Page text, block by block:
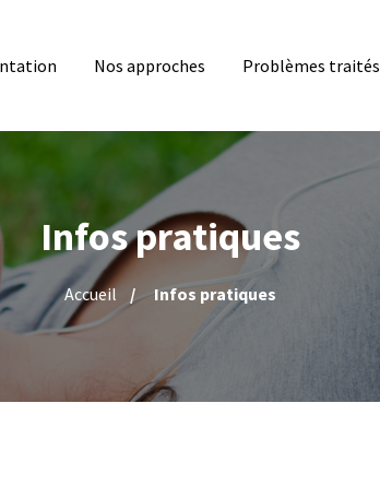
Nos approches Problèmes traités
Infos pratiques
Accueil Infos pratiques